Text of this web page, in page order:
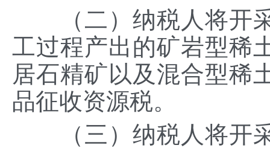
（二）纳税人将开采
工过程产出的矿岩型稀
居石精矿以及混合型稀
品征收资源税。
（三）纳税人将开采